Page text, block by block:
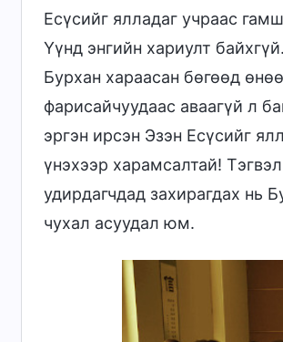
Есүсийг ялладаг учраас
Үүнд энгийн хариулт
Бурхан хараасан бөгөөд
фарисайчуудаас аваагүй л
эргэн ирсэн Эзэн Есүсийг
үнэхээр харамсалтай!
удирдагчдад захирагдах нь
чухал асуудал юм.